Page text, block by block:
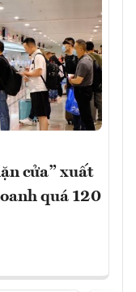
cửa” xuất
quá 120